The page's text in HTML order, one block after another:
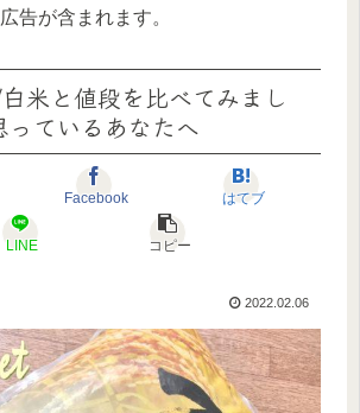
告が含まれます。
米と値段を比べてみまし
っているあなたへ
Facebook はてブ
LINE コピー
2022.02.06